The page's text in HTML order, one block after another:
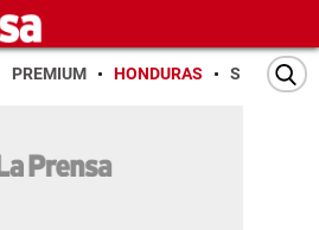
PREMIUM HONDURAS SAN PEDRO